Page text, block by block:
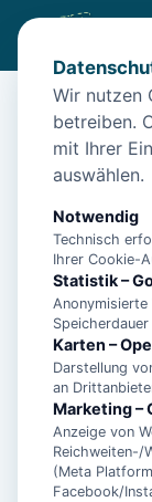
/Unterkünfte /
Langeoog –
Inselhus
26465
Wir nutzen
betreiben.
mit Ihrer
auswählen.
Notwendig
Technisch
Ihrer Cookie-
Statistik –
Anonymisierte
Karten –
Darstellung
an
Marketing –
Anzeige von
Reichweiten-/
(Meta
Facebook/